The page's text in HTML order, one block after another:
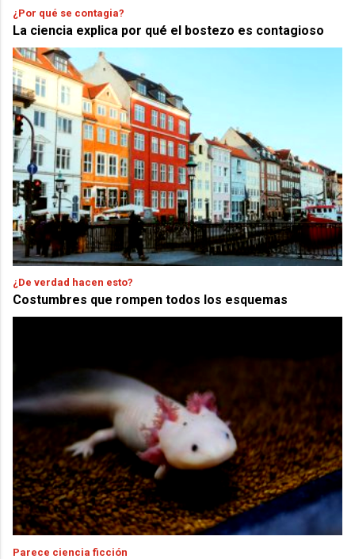
¿Por qué se contagia?
La ciencia explica por qué el bostezo es contagioso
¿De verdad hacen esto?
Costumbres que rompen todos los esquemas
Parece ciencia ficción